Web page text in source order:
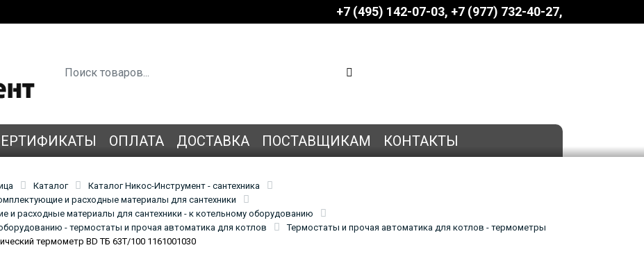
+7 (495) 142-07-03 ‎‎+7 (977) 732-40-27
ОПЛАТА ДОСТАВКА ПОСТАВЩИКАМ КОНТАКТЫ
Каталог
Каталог Никос-Инструмент - сантехника
и расходные материалы для сантехники
и расходные материалы для сантехники - к котельному оборудованию
- термостаты и прочая автоматика для котлов
Термостаты и прочая автоматика для котлов - термометры
термометр BD ТБ 63Т/100 1161001030